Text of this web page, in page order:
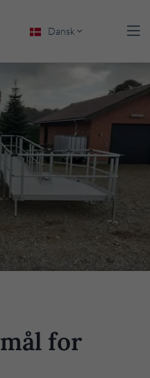

Dansk 
for